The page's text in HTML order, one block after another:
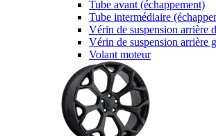
Tube avant (échappement)
Tube intermédiaire
Vérin de suspension arrière
Vérin de suspension arrière
Volant moteur